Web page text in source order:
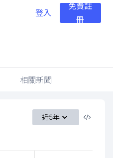
登入
免費註
冊
相關新聞
近5年